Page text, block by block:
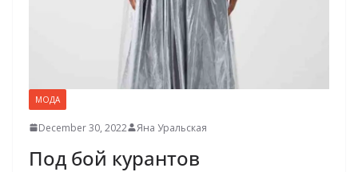
МОДА
December 30, 2022 Яна Уральская
Под бой курантов